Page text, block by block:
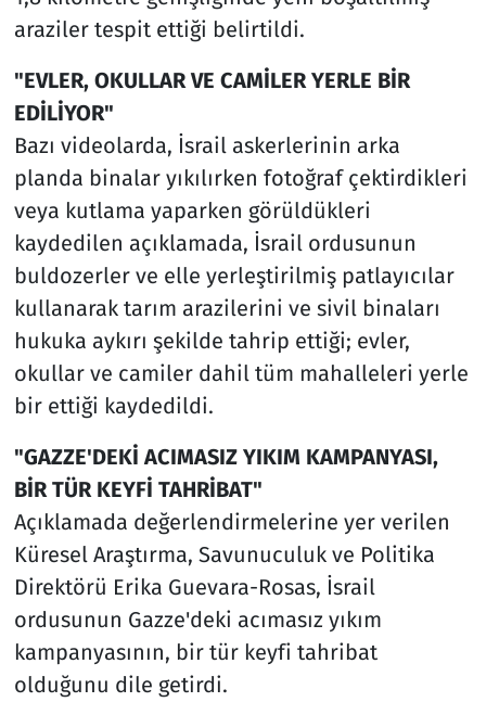
araziler tespit ettiği belirtildi.
"EVLER, OKULLAR VE CAMİLER YERLE BİR
EDİLİYOR"
Bazı videolarda, İsrail askerlerinin arka
planda binalar yıkılırken fotoğraf çektirdikleri
veya kutlama yaparken görüldükleri
kaydedilen açıklamada, İsrail ordusunun
buldozerler ve elle yerleştirilmiş patlayıcılar
kullanarak tarım arazilerini ve sivil binaları
hukuka aykırı şekilde tahrip ettiği; evler,
okullar ve camiler dahil tüm mahalleleri yerle
bir ettiği kaydedildi.
"GAZZE'DEKİ ACIMASIZ YIKIM KAMPANYASI,
BİR TÜR KEYFİ TAHRİBAT"
Açıklamada değerlendirmelerine yer verilen
Küresel Araştırma, Savunuculuk ve Politika
Direktörü Erika Guevara-Rosas, İsrail
ordusunun Gazze'deki acımasız yıkım
kampanyasının, bir tür keyfi tahribat
olduğunu dile getirdi.